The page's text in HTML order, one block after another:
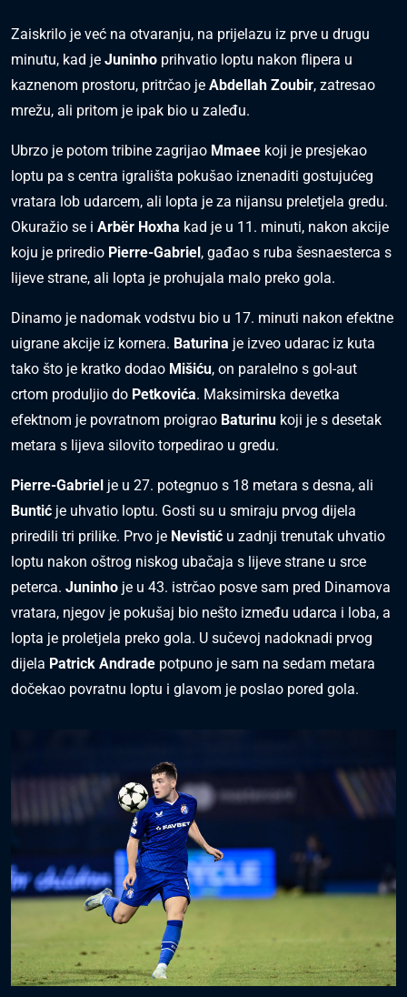
Zaiskrilo je već na otvaranju, na prijelazu iz prve u drugu
minutu, kad je Juninho prihvatio loptu nakon flipera u
kaznenom prostoru, pritrčao je Abdellah Zoubir, zatresao
mrežu, ali pritom je ipak bio u zaleđu.
Ubrzo je potom tribine zagrijao Mmaee koji je presjekao
loptu pa s centra igrališta pokušao iznenaditi gostujućeg
vratara lob udarcem, ali lopta je za nijansu preletjela gredu.
Okuražio se i Arbër Hoxha kad je u 11. minuti, nakon akcije
koju je priredio Pierre-Gabriel, gađao s ruba šesnaesterca s
lijeve strane, ali lopta je prohujala malo preko gola.
Dinamo je nadomak vodstvu bio u 17. minuti nakon efektne
uigrane akcije iz kornera. Baturina je izveo udarac iz kuta
tako što je kratko dodao Mišiću, on paralelno s gol-aut
crtom produljio do Petkovića. Maksimirska devetka
efektnom je povratnom proigrao Baturinu koji je s desetak
metara s lijeva silovito torpedirao u gredu.
Pierre-Gabriel je u 27. potegnuo s 18 metara s desna, ali
Buntić je uhvatio loptu. Gosti su u smiraju prvog dijela
priredili tri prilike. Prvo je Nevistić u zadnji trenutak uhvatio
loptu nakon oštrog niskog ubačaja s lijeve strane u srce
peterca. Juninho je u 43. istrčao posve sam pred Dinamova
vratara, njegov je pokušaj bio nešto između udarca i loba, a
lopta je proletjela preko gola. U sučevoj nadoknadi prvog
dijela Patrick Andrade potpuno je sam na sedam metara
dočekao povratnu loptu i glavom je poslao pored gola.